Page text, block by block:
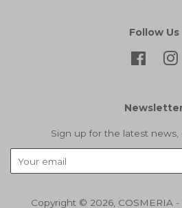
Follow Us
Sign up for the latest news,
Copyright © 2026, COSMERIA